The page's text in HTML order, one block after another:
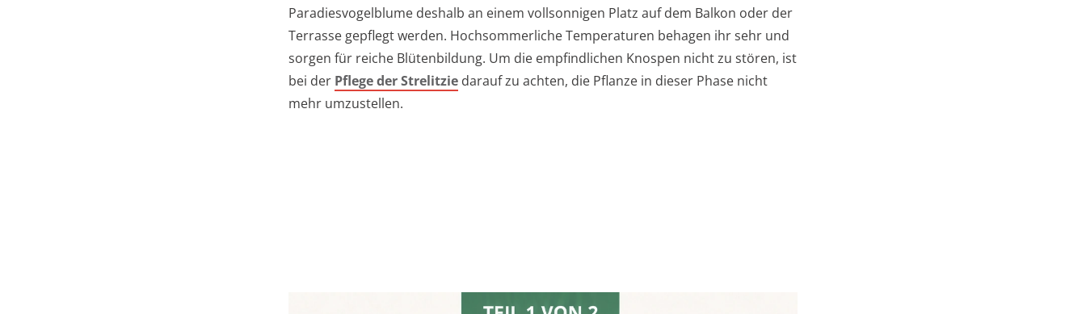
Paradiesvogelblume deshalb an einem vollsonnigen Platz auf dem Balkon oder der
Terrasse gepflegt werden. Hochsommerliche Temperaturen behagen ihr sehr und
sorgen für reiche Blütenbildung. Um die empfindlichen Knospen nicht zu stören, ist
bei der Pflege der Strelitzie darauf zu achten, die Pflanze in dieser Phase nicht
mehr umzustellen.